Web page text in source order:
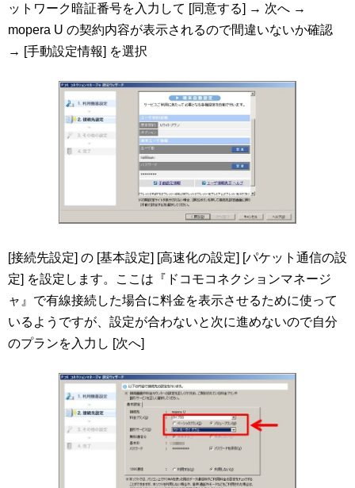
ットワーク暗証番号を入力して [同意する] → 次へ →
mopera U の契約内容が表示されるので間違いないか確認
→ [手動設定情報] を選択
[接続先設定] の [基本設定] [高速化の設定] [パケット通信の設
定] を設定します。ここは『ドコモコネクションマネージ
ャ』で有線接続した場合に料金を表示させるために使って
いるようですが、設定が合わないと次に進めないので自分
のプランを入力し [次へ]